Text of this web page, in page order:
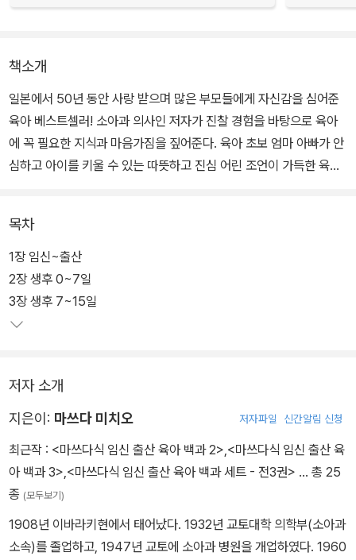
책소개
일본에서 50년 동안 사랑 받으며 많은 부모들에게 자신감을 심어준
육아 베스트셀러! 소아과 의사인 저자가 진찰 경험을 바탕으로 육아
에 꼭 필요한 지식과 마음가짐을 짚어준다. 육아 초보 엄마 아빠가 안
심하고 아이를 키울 수 있는 따뜻하고 진심 어린 조언이 가득한 육아
목차
1장 임신~출산
2장 생후 0~7일
3장 생후 7~15일
저자 소개
지은이: 마쓰다 미치오 저자파일 신간알림 신청
최근작 : <마쓰다식 임신 출산 육아 백과 2>,<마쓰다식 임신 출산 육
아 백과 3>,<마쓰다식 임신 출산 육아 백과 세트 - 전3권> … 총 25
종 (모두보기)
1908년 이바라키현에서 태어났다. 1932년 교토대학 의학부(소아과
소속)를 졸업하고, 1947년 교토에 소아과 병원을 개업하였다. 1960